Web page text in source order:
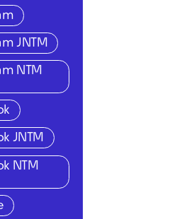
JNTM
NTM
JNTM
NTM